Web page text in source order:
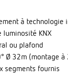
à technologie
luminosité KNX
ou plafond
Ø 32m (montage à
segments fournis